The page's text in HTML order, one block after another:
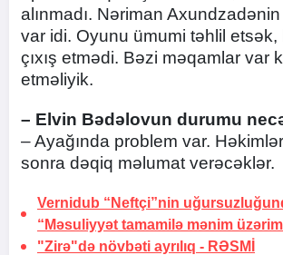
alınmadı. Nəriman
var idi. Oyunu ümumi təhlil
çıxış etmədi. Bəzi məqamlar var
etməliyik.
– Elvin Bədəlovun durumu
– Ayağında problem var.
sonra dəqiq məlumat verəcəklər.
Vernidub “Neftçi”nin
“Məsuliyyət tamamilə mənim
"Zirə"də növbəti ayrılıq - RƏSMİ